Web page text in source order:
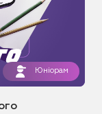
Юніорам